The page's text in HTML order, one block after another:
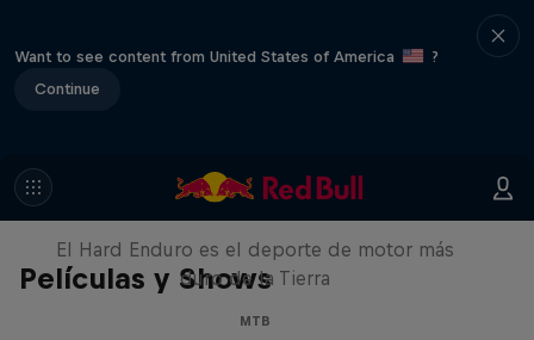
Want to see content from United States of America
?
Continue
Películas y Shows
Hard Enduro 2025: ¿La
temporada más difícil?
El Hard Enduro es el deporte de motor más
duro de la Tierra
MTB